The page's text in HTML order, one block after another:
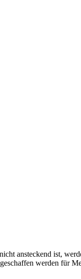
ansteckend ist,
geschaffen werden für